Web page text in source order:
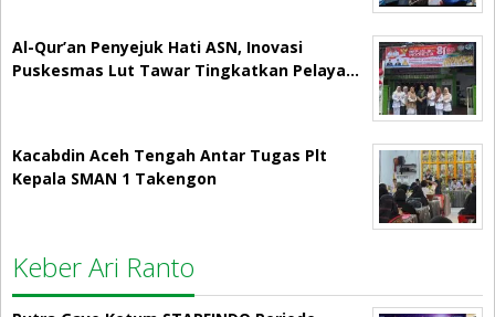
Al-Qur’an Penyejuk Hati ASN, Inovasi
Puskesmas Lut Tawar Tingkatkan Pelaya…
Kacabdin Aceh Tengah Antar Tugas Plt
Kepala SMAN 1 Takengon
Keber Ari Ranto